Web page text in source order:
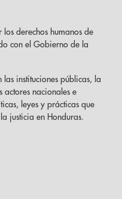
derechos humanos de
con el Gobierno de la
las instituciones públicas, la
actores nacionales e
leyes y prácticas que
justicia en Honduras.